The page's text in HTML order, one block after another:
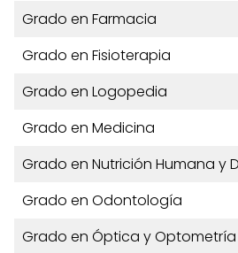
Grado en Farmacia
Grado en Fisioterapia
Grado en Logopedia
Grado en Medicina
Grado en Nutrición Humana y
Grado en Odontología
Grado en Óptica y Optometría